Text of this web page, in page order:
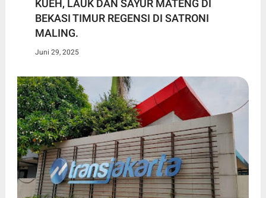
KUEH, LAUK DAN SAYUR MATENG DI
BEKASI TIMUR REGENSI DI SATRONI
MALING.
Juni 29, 2025